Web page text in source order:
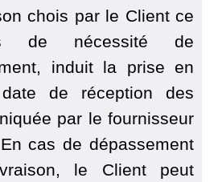
chois par le Client ce
de nécessité de
induit la prise en
de réception des
par le fournisseur
cas de dépassement
le Client peut